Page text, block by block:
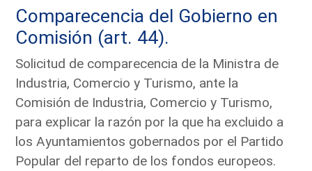
Comparecencia del Gobierno en
Comisión (art. 44).
Solicitud de comparecencia de la Ministra de
Industria, Comercio y Turismo, ante la
Comisión de Industria, Comercio y Turismo,
para explicar la razón por la que ha excluido a
los Ayuntamientos gobernados por el Partido
Popular del reparto de los fondos europeos.